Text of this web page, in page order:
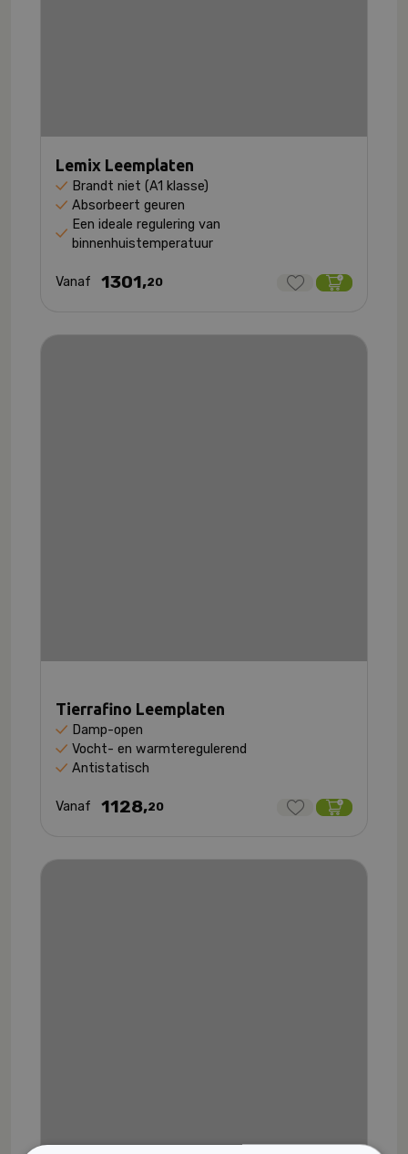
Lemix Leemplaten
Brandt niet (A1 klasse)
Absorbeert geuren
Een ideale regulering van
binnenhuistemperatuur
Vanaf 1301,20
Tierrafino Leemplaten
Damp-open
Vocht- en warmteregulerend
Antistatisch
Vanaf 1128,20